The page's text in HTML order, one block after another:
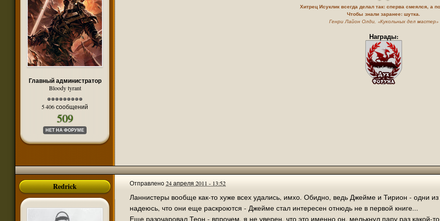
Главный администратор
Bloody tyrant
5 406 сообщений
509
НЕТ НА ФОРУМЕ
Хитрец Исуклик всегда делал так: сперва смеялся, а
Чтобы знали заранее: шутка.
Генри Лайон Олди, «Кукольных дел мастер»
Награды:
Redrick Отправлено24 апреля 2011 - 13:52
Ланнистеры вообще как-то хуже всех удались, имхо. Обидно, ведь Джейме и Тирион - одни
надеюсь, что они еще раскроются - Джейме стал интересен отнюдь не в первой книге...
Еще разочаровал Теон - впрочем, я не уверен, что это именно он, мелькнул пару раз какой-